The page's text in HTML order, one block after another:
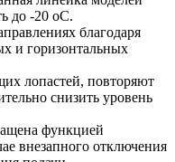
до -20 oC.
благодаря
и горизонтальных
лопастей, повторяют
снизить уровень
функцией
внезапного отключения